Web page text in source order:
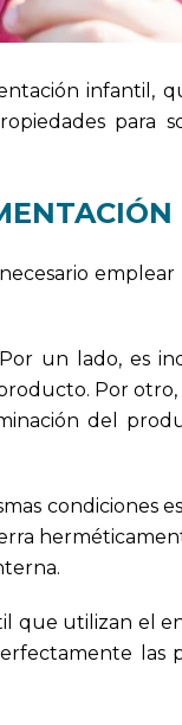
infantil,
para
un lado, es
Por
del
condiciones
utilizan el